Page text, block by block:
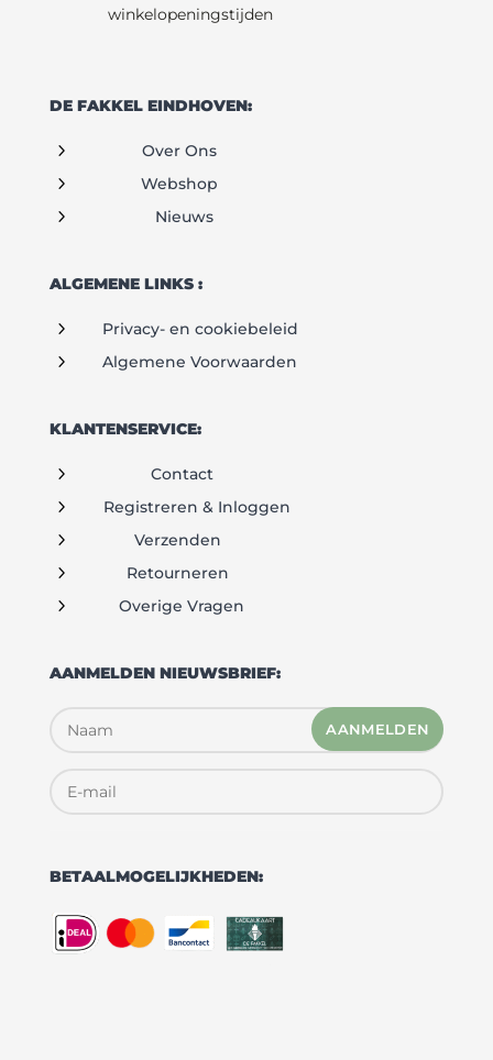
winkelopeningstijden
DE FAKKEL EINDHOVEN:
5 Over Ons
5 Webshop
5 Nieuws
ALGEMENE LINKS :
5 Privacy- en cookiebeleid
5 Algemene Voorwaarden
KLANTENSERVICE:
5 Contact
5 Registreren & Inloggen
5 Verzenden
5 Retourneren
5 Overige Vragen
AANMELDEN NIEUWSBRIEF:
AANMELDEN
BETAALMOGELIJKHEDEN: